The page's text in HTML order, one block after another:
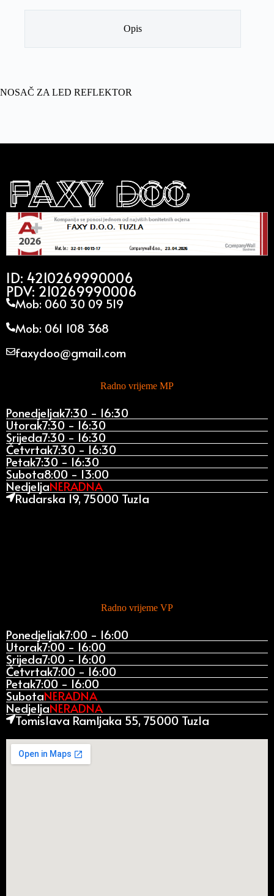
Opis
NOSAČ ZA LED REFLEKTOR
ID: 4210269990006
PDV: 210269990006
Mob: 060 30 09 519
Mob: 061 108 368
faxydoo@gmail.com
Radno vrijeme MP
Ponedjeljak7:30 - 16:30
Utorak7:30 - 16:30
Srijeda7:30 - 16:30
Četvrtak7:30 - 16:30
Petak7:30 - 16:30
Subota8:00 - 13:00
NedjeljaNERADNA
Rudarska 19, 75000 Tuzla
Radno vrijeme VP
Ponedjeljak7:00 - 16:00
Utorak7:00 - 16:00
Srijeda7:00 - 16:00
Četvrtak7:00 - 16:00
Petak7:00 - 16:00
SubotaNERADNA
NedjeljaNERADNA
Tomislava Ramljaka 55, 75000 Tuzla